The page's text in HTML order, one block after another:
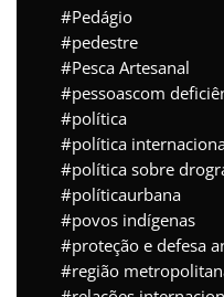
Pedágio
pedestre
Pesca Artesanal
pessoascom
política
política
política sobre
políticaurbana
povos indígenas
proteção e defesa
região